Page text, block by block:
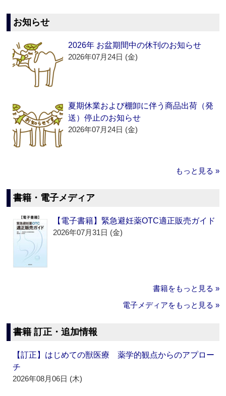
お知らせ
2026年 お盆期間中の休刊のお知らせ
2026年07月24日 (金)
夏期休業および棚卸に伴う商品出荷（発
送）停止のお知らせ
2026年07月24日 (金)
もっと見る »
書籍・電子メディア
【電子書籍】緊急避妊薬OTC適正販売ガイド
2026年07月31日 (金)
書籍をもっと見る »
電子メディアをもっと見る »
書籍 訂正・追加情報
【訂正】はじめての獣医療 薬学的観点からのアプロー
チ
2026年08月06日 (木)